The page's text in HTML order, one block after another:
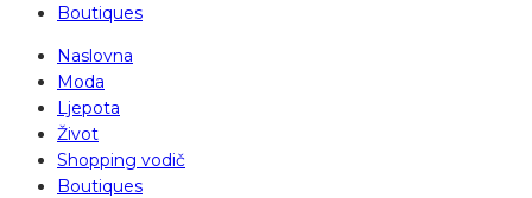
Boutiques
Naslovna
Moda
Ljepota
Život
Shopping vodič
Boutiques